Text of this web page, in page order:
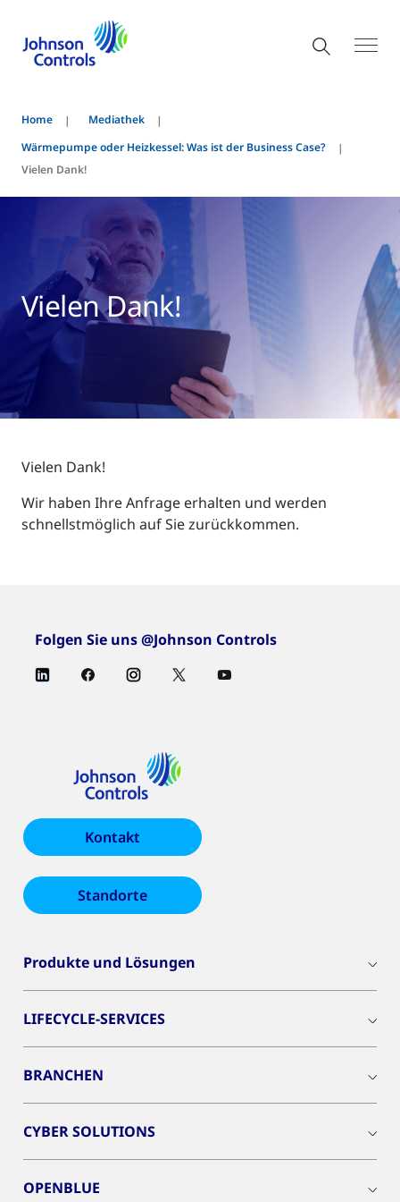
Home
Mediathek
Wärmepumpe oder Heizkessel: Was ist der Business Case?
Vielen Dank!
Vielen Dank!
Vielen Dank!
Wir haben Ihre Anfrage erhalten und werden
schnellstmöglich auf Sie zurückkommen.
Folgen Sie uns @Johnson Controls
Kontakt
Standorte
Produkte und Lösungen
LIFECYCLE-SERVICES
BRANCHEN
CYBER SOLUTIONS
OPENBLUE